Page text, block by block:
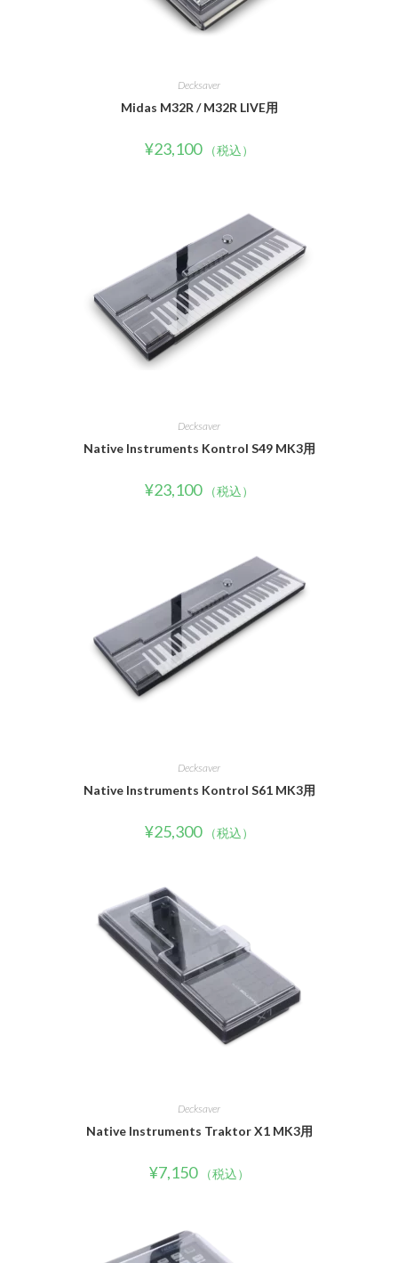
Decksaver
Midas M32R / M32R LIVE用
¥23,100 （税込）
Decksaver
Native Instruments Kontrol S49 MK3用
¥23,100 （税込）
Decksaver
Native Instruments Kontrol S61 MK3用
¥25,300 （税込）
Decksaver
Native Instruments Traktor X1 MK3用
¥7,150 （税込）